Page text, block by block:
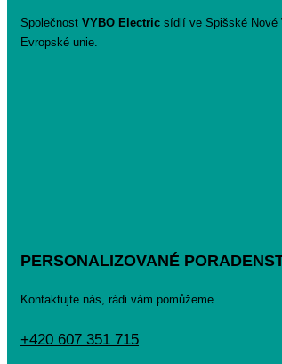
Společnost VYBO Electric sídlí ve Spišské Nové
Evropské unie.
PERSONALIZOVANÉ
Kontaktujte nás, rádi vám pomůžeme.
+420 607 351 715